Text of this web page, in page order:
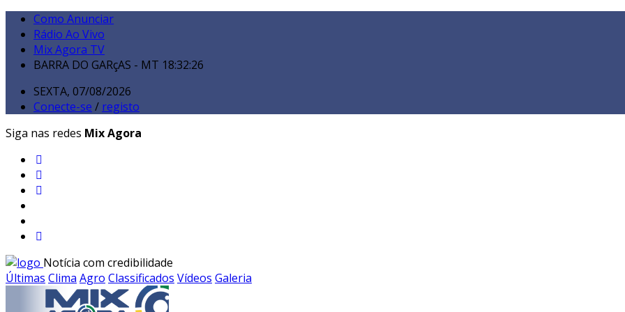
Como Anunciar
Rádio Ao Vivo
Mix Agora TV
BARRA DO GARçAS - MT 18:32:27
SEXTA, 07/08/2026
Conecte-se / registo
Siga nas redes Mix Agora
Notícia com credibilidade
Últimas Clima Agro Classificados Vídeos Galeria